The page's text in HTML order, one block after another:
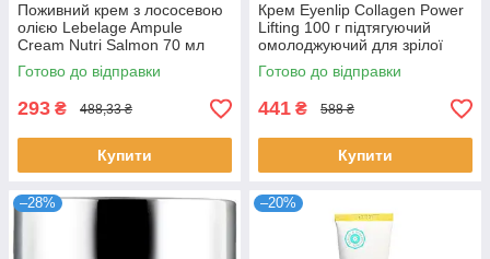
Поживний крем з лососевою
олією Lebelage Ampule
Cream Nutri Salmon 70 мл
(8809317111889)
Готово до відправки
293 ₴ 488,33 ₴
Купити
Крем Eyenlip Collagen Power
Lifting 100 г підтягуючий
омолоджуючий для зрілої
шкіри від зморшок Айнліп
Готово до відправки
441 ₴ 588 ₴
Купити
–28% –20%